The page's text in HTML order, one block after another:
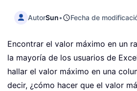
AutorSun• Fecha de
Encontrar el valor máximo en un
la mayoría de los usuarios de
hallar el valor máximo en una
decir, ¿cómo hacer que el valor